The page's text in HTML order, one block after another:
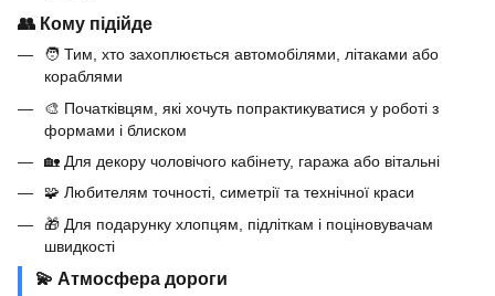
👥 Кому підійде
🧑 Тим, хто захоплюється автомобілями, літаками або
кораблями
🎨 Початківцям, які хочуть попрактикуватися у роботі з
формами і блиском
🏡 Для декору чоловічого кабінету, гаража або вітальні
🧩 Любителям точності, симетрії та технічної краси
🎁 Для подарунку хлопцям, підліткам і поціновувачам
швидкості
💫 Атмосфера дороги